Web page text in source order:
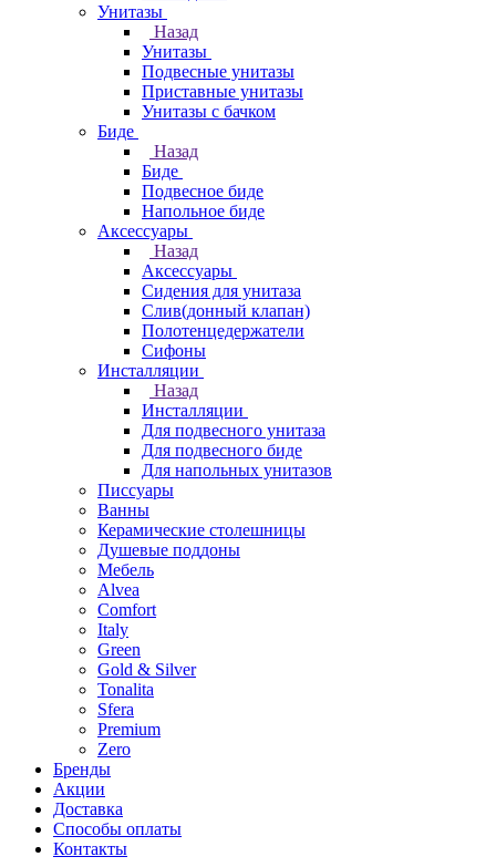
Унитазы
Назад
Унитазы
Подвесные унитазы
Приставные унитазы
Унитазы с бачком
Биде
Назад
Биде
Подвесное биде
Напольное биде
Аксессуары
Назад
Аксессуары
Сидения для унитаза
Слив(донный клапан)
Полотенцедержатели
Сифоны
Инсталляции
Назад
Инсталляции
Для подвесного унитаза
Для подвесного биде
Для напольных унитазов
Писсуары
Ванны
Керамические столешницы
Душевые поддоны
Мебель
Alvea
Comfort
Italy
Green
Gold & Silver
Tonalita
Sfera
Premium
Zero
Бренды
Акции
Доставка
Способы оплаты
Контакты